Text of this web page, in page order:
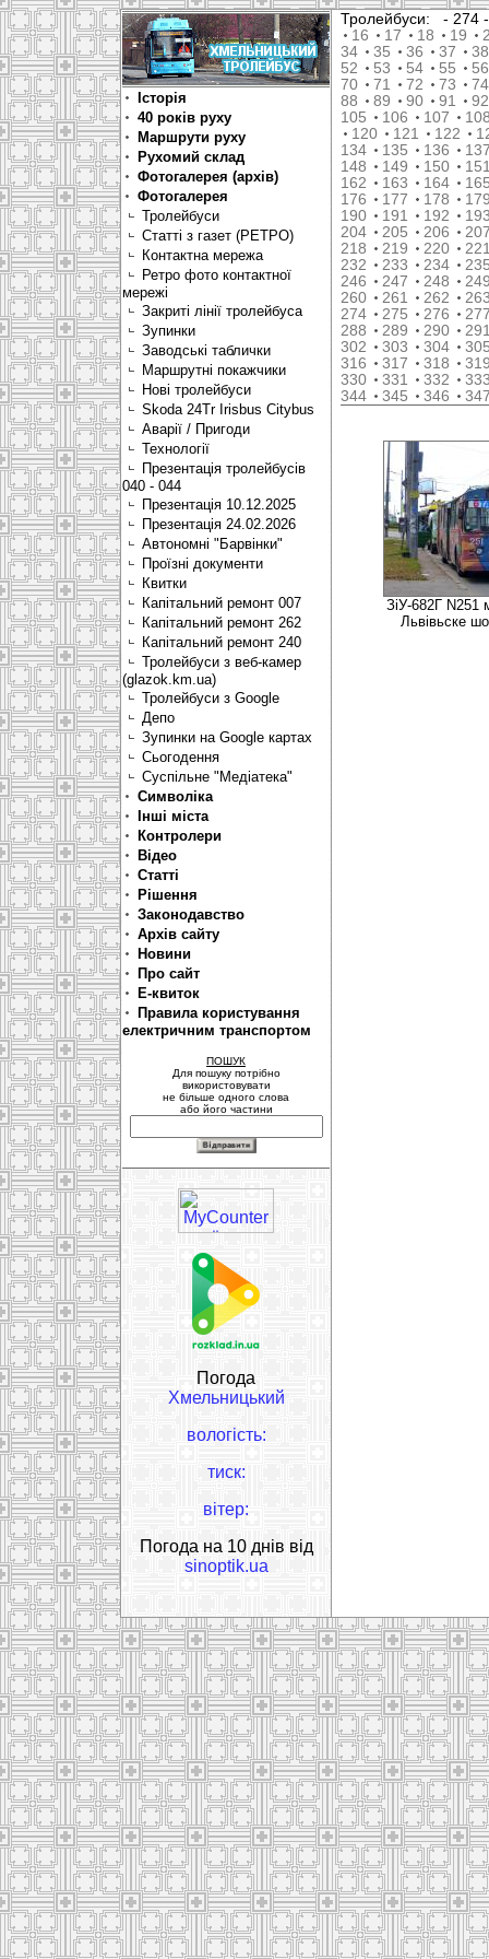
Історія
40 років руху
Маршрути руху
Рухомий склад
Фотогалерея (архів)
Фотогалерея
Тролейбуси
Статті з газет (РЕТРО)
Контактна мережа
Ретро фото контактної
мережі
Закриті лінії тролейбуса
Зупинки
Заводські таблички
Маршрутні покажчики
Нові тролейбуси
Skoda 24Tr Irisbus Citybus
Аварії / Пригоди
Технології
Презентація тролейбусів
040 - 044
Презентація 10.12.2025
Презентація 24.02.2026
Автономні "Барвінки"
Проїзні документи
Квитки
Капітальний ремонт 007
Капітальний ремонт 262
Капітальний ремонт 240
Тролейбуси з веб-камер
(glazok.km.ua)
Тролейбуси з Google
Депо
Зупинки на Google картах
Сьогодення
Суспільне "Медіатека"
Символіка
Інші міста
Контролери
Відео
Статті
Рішення
Законодавство
Архів сайту
Новини
Про сайт
Е-квиток
Правила користування
електричним транспортом
ПОШУК
Для пошуку потрібно
використовувати
не більше одного слова
або його частини
Погода
Хмельницький
вологість:
тиск:
вітер:
Погода на 10 днів від
sinoptik.ua
Тролейбуси:
-
16
17 18 19
34
35 36 37
38
52
53 54 55
56
70
71 72 73
74
88
89 90 91
92
105
106 107
120
121 122
134
135 136
148
149 150
162
163 164
176
177 178
190
191 192
204
205 206
218
219 220
232
233 234
246
247 248
260
261 262
274
275 276
288
289 290
302
303 304
316
317 318
330
331 332
344
345 346
ЗіУ-682Г N251
Львівьске